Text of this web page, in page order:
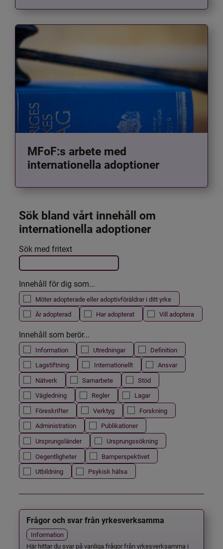
MFoF:s arbete med
internationella adoptioner
Sök bland vårt innehåll om
internationella adoptioner
Filtrera resultatet
Det här formuläret postas automatiskt
Sök med fritext
Innehåll för dig som...
Möter adopterade eller adoptivföräldrar i ditt yrke
Är adopterad
Har adopterat Vill adoptera
Innehåll som berör...
Information Utredningar
Definition
Lagstiftning
Internationellt
Ansvar
Nätverk
Samarbete
Stöd
Vägledning
Regler
Lagar
Föreskrifter
Verktyg
Forskning
Administration
Publikationer
Ursprungsländer
Ursprungssökning
Oegentligheter
Barnperspektivet
Utbildning
Psykisk hälsa
Frågor och svar från yrkesverksamma
Information
Här hittar du svar på vanliga frågor från yrkesverksamma i